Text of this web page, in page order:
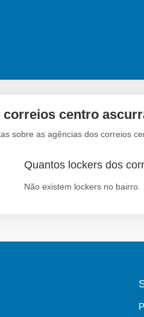
centro
sobre as agências dos correios
Quantos lockers dos
Não existem lockers no bairro.